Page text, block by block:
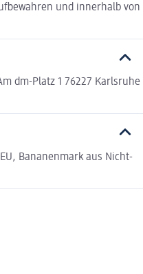
und innerhalb von
dm-Platz 1 76227 Karlsruhe
Bananenmark aus Nicht-